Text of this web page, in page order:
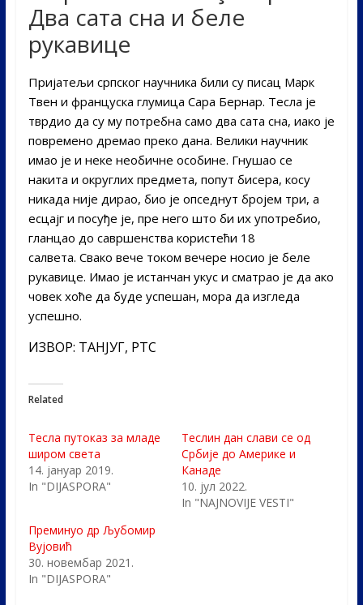
Два сата сна и беле
рукавице
Пријатељи српског научника били су писац Марк
Твен и француска глумица Сара Бернар. Тесла је
тврдио да су му потребна само два сата сна, иако је
повремено дремао преко дана. Велики научник
имао је и неке необичне особине. Гнушао се
накита и округлих предмета, попут бисера, косу
никада није дирао, био је опседнут бројем три, а
есцајг и посуђе је, пре него што би их употребио,
гланцао до савршенства користећи 18
салвета. Свако вече током вечере носио је беле
рукавице. Имао је истанчан укус и сматрао је да ако
човек хоће да буде успешан, мора да изгледа
успешно.
ИЗВОР: ТАНЈУГ, РТС
Related
Тесла путоказ за младе
широм света
14. јануар 2019.
In "DIJASPORA"
Теслин дан слави се од
Србије до Америке и
Канаде
10. јул 2022.
In "NAJNOVIJE VESTI"
Преминуо др Љубомир
Вујовић
30. новембар 2021.
In "DIJASPORA"